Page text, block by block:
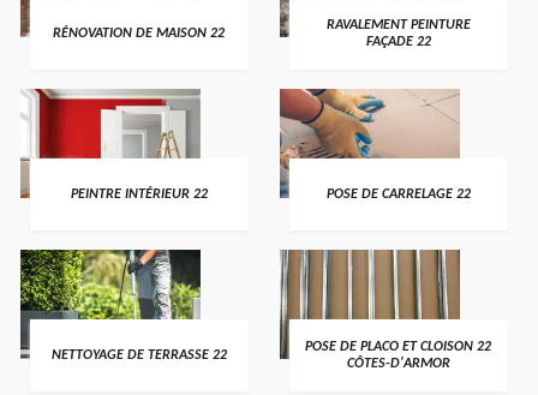
RÉNOVATION DE MAISON 22
RAVALEMENT PEINTURE
FAÇADE 22
PEINTRE INTÉRIEUR 22 POSE DE CARRELAGE 22
NETTOYAGE DE TERRASSE 22
POSE DE PLACO ET CLOISON 22
CÔTES-D'ARMOR